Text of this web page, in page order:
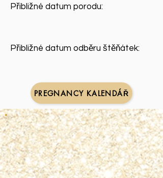
Přibližné datum porodu:
Přibližné datum odběru štěňátek:
PREGNANCY KALENDÁŘ